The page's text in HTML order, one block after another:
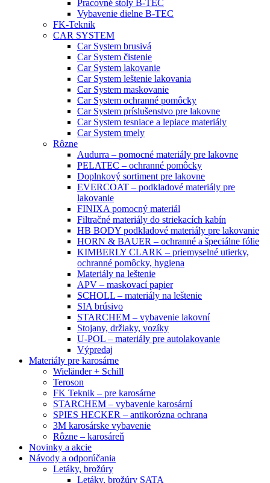
Pracovné stoly B-TEC
Vybavenie dielne B-TEC
FK-Teknik
CAR SYSTEM
Car System brusivá
Car System čistenie
Car System lakovanie
Car System leštenie lakovania
Car System maskovanie
Car System ochranné pomôcky
Car System príslušenstvo pre lakovne
Car System tesniace a lepiace materiály
Car System tmely
Rôzne
Audurra – pomocné materiály pre lakovne
PELATEC – ochranné pomôcky
Doplnkový sortiment pre lakovne
EVERCOAT – podkladové materiály pre
lakovanie
FINIXA pomocný materiál
Filtračné materiály do striekacích kabín
HB BODY podkladové materiály pre lakovanie
HORN & BAUER – ochranné a špeciálne fólie
KIMBERLY CLARK – priemyselné utierky,
ochranné pomôcky, hygiena
Materiály na leštenie
APV – maskovací papier
SCHOLL – materiály na leštenie
SIA brúsivo
STARCHEM – vybavenie lakovní
Stojany, držiaky, vozíky
U-POL – materiály pre autolakovanie
Výpredaj
Materiály pre karosárne
Wieländer + Schill
Teroson
FK Teknik – pre karosárne
STARCHEM – vybavenie karosární
SPIES HECKER – antikorózna ochrana
3M karosárske vybavenie
Rôzne – karosáreň
Novinky a akcie
Návody a odporúčania
Letáky, brožúry
Letáky, brožúry SATA